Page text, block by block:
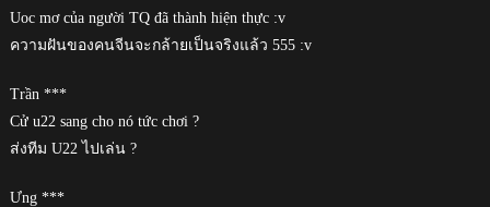
Uoc mơ của người TQ đã thành hiện thực :v
ความฝันของคนจีนจะกล้ายเป็นจริงแล้ว 555 :v
Trần ***
Cử u22 sang cho nó tức chơi ?
ส่งทีม U22 ไปเล่น ?
Ưng ***